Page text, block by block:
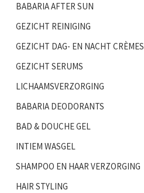
BABARIA AFTER SUN
GEZICHT REINIGING
GEZICHT DAG- EN NACHT CRÈMES
GEZICHT SERUMS
LICHAAMSVERZORGING
BABARIA DEODORANTS
BAD & DOUCHE GEL
INTIEM WASGEL
SHAMPOO EN HAAR VERZORGING
HAIR STYLING